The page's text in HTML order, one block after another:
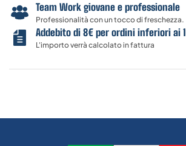
Team Work giovane e professionale
Professionalità con un tocco di freschezza.
Addebito di 8€ per ordini inferiori ai
L'importo verrà calcolato in fattura